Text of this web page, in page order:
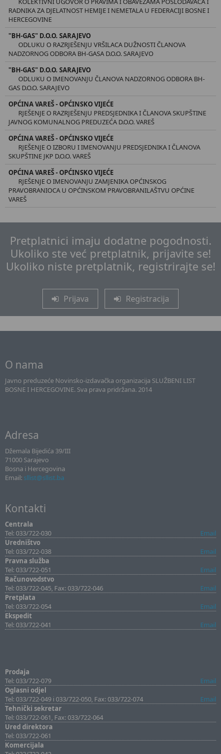
RADNIKA ZA DJELATNOST HEMIJE I NEMETALA U FEDERACIJI BOSNE I
HERCEGOVINE
"BH-GAS" D.O.O. SARAJEVO
ODLUKU O RAZRJEŠENJU VRŠILACA DUŽNOSTI ČLANOVA
NADZORNOG ODBORA BH-GASA D.O.O. SARAJEVO
"BH-GAS" D.O.O. SARAJEVO
ODLUKU O IMENOVANJU ČLANOVA NADZORNOG ODBORA BH-
GAS D.O.O. SARAJEVO
OPĆINA VAREŠ - OPĆINSKO VIJEĆE
RJEŠENJE O RAZRJEŠENJU PREDSJEDNIKA I ČLANOVA SKUPŠTINE
JAVNOG KOMUNALNOG PREDUZEĆA D.O.O. VAREŠ
OPĆINA VAREŠ - OPĆINSKO VIJEĆE
RJEŠENJE O IZBORU I IMENOVANJU PREDSJEDNIKA I ČLANOVA
SKUPŠTINE JKP D.O.O. VAREŠ
OPĆINA VAREŠ - OPĆINSKO VIJEĆE
RJEŠENJE O IMENOVANJU ZAMJENIKA OPĆINSKOG
PRAVOBRANIOCA U OPĆINSKOM PRAVOBRANILAŠTVU OPĆINE
VAREŠ
Pretplatnici imaju dodatne pogodnosti.
Ukoliko ste već pretplatnik, prijavite se!
Ukoliko niste pretplatnik, registrirajte se!
Prijava Registracija
O nama
Javno preduzeće Novinsko-izdavačka organizacija SLUŽBENI LIST
BOSNE I HERCEGOVINE. Sva prava pridržana. 2014
Adresa
Džemala Bijedića 39/III
71000 Sarajevo
Bosna i Hercegovina
Email: sllist@sllist.ba
Kontakti
Centrala
Tel: 033/722-030
Email
Uredništvo
Tel: 033/722-038
Email
Pravna služba
Tel: 033/722-051
Email
Računovodstvo
Tel: 033/722-045, Fax: 033/722-046
Email
Pretplata
Tel: 033/722-054
Email
Ekspedit
Tel: 033/722-041
Email
Prodaja
Tel: 033/722-079
Email
Oglasni odjel
Tel: 033/722-049 i 033/722-050, Fax: 033/722-074
Email
Tehnički sekretar
Tel: 033/722-061, Fax: 033/722-064
Ured direktora
Tel: 033/722-061
Komercijala